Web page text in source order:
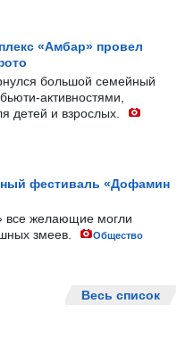
«Амбар» провел
большой семейный
активностями,
детей и взрослых.
фестиваль «Дофамин
все желающие могли
змеев.
Общество
Весь список